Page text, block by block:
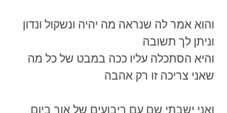
והוא אמר לה שנראה מה יהיה ונשקול ונדון
וניתן לך תשובה
והיא הסתכלה עליו ככה במבט של כל מה
שאני צריכה זו רק אהבה
ואני ישבתי שם עם ריבועים של אור ביום